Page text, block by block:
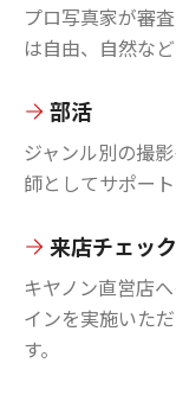
プロ写真家が審
は自由、自然など
部活
ジャンル別の撮
師としてサポート
来店チェッ
キヤノン直営店
インを実施いた
す。